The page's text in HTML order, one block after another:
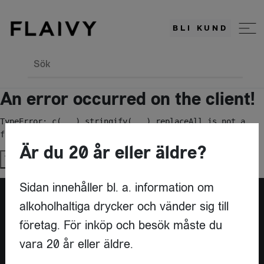
BLI KUND
Sök
An error occurred on the client!
TypeError: c(...).stringify(...).replaceAll is not a
function
Try again
Är du leverantör?
Är du 20 år eller äldre?
Sidan innehåller bl. a. information om
alkoholhaltiga drycker och vänder sig till
företag. För inköp och besök måste du
vara 20 år eller äldre.